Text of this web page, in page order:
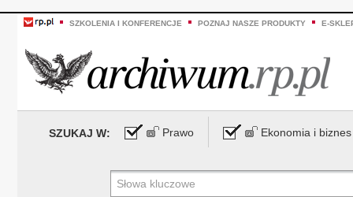
SZKOLENIA I KONFERENCJE POZNAJ NASZE PRODUKTY E-
SZUKAJ W: Prawo Ekonomia i biznes